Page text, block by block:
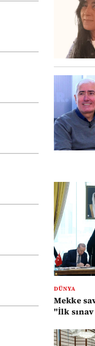
DÜNYA
Mekke
"İlk